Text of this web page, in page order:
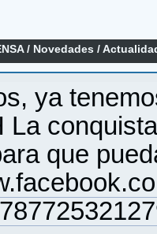
/ Novedades /
ya
La
que